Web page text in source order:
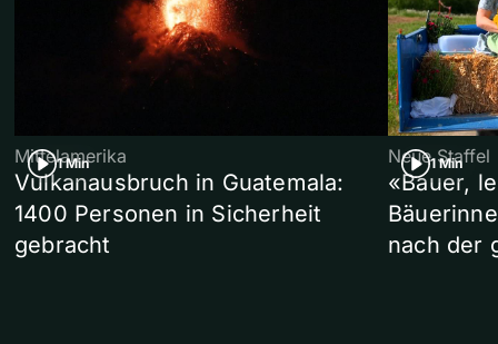
1 Min
Mittelamerika
Vulkanausbruch in Guatemala:
1400 Personen in Sicherheit
gebracht
1 Min
Neue Staffel
«Bauer,
nach der